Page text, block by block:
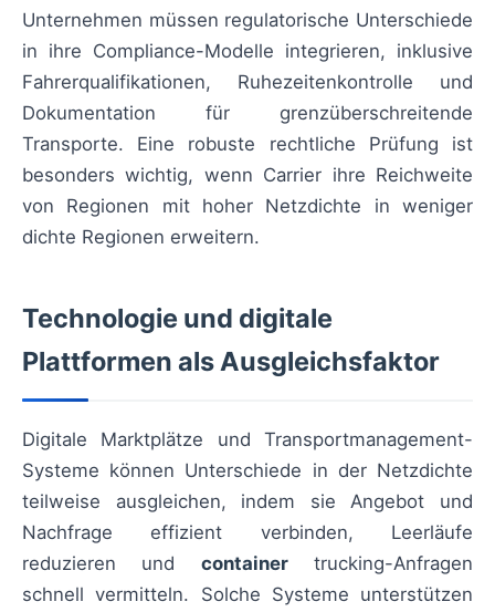
Unternehmen müssen regulatorische Unterschiede
in ihre Compliance-Modelle integrieren, inklusive
Fahrerqualifikationen, Ruhezeitenkontrolle und
Dokumentation für grenzüberschreitende
Transporte. Eine robuste rechtliche Prüfung ist
besonders wichtig, wenn Carrier ihre Reichweite
von Regionen mit hoher Netzdichte in weniger
dichte Regionen erweitern.
Technologie und digitale
Plattformen als Ausgleichsfaktor
Digitale Marktplätze und Transportmanagement-
Systeme können Unterschiede in der Netzdichte
teilweise ausgleichen, indem sie Angebot und
Nachfrage effizient verbinden, Leerläufe
reduzieren und containertrucking-Anfragen
schnell vermitteln. Solche Systeme unterstützen